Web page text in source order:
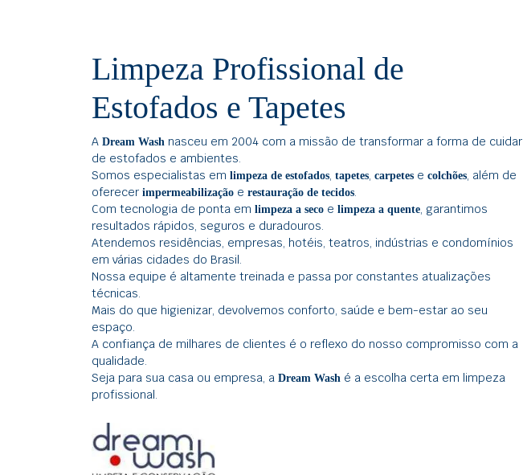
Limpeza Profissional de
Estofados e Tapetes
A Dream Wash nasceu em 2004 com a missão de transformar a forma de cuidar
de estofados e ambientes.
Somos especialistas em limpeza de estofados, tapetes, carpetes e colchões, além de
oferecer impermeabilização e restauração de tecidos.
Com tecnologia de ponta em limpeza a seco e limpeza a quente, garantimos
resultados rápidos, seguros e duradouros.
Atendemos residências, empresas, hotéis, teatros, indústrias e condomínios
em várias cidades do Brasil.
Nossa equipe é altamente treinada e passa por constantes atualizações
técnicas.
Mais do que higienizar, devolvemos conforto, saúde e bem-estar ao seu
espaço.
A confiança de milhares de clientes é o reflexo do nosso compromisso com a
qualidade.
Seja para sua casa ou empresa, a Dream Wash é a escolha certa em limpeza
profissional.